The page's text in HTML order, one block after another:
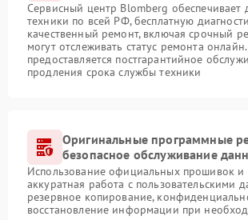
Сервисный центр Blomberg обеспечивает
техники по всей РФ, бесплатную
качественный ремонт, включая срочный
могут отслеживать статус ремонта
предоставляется постгарантийное
продления срока службы техники
Оригинальные программные
безопасное обслуживание
Использование официальных прошивок и
аккуратная работа с пользовательскими
резервное копирование,
восстановление информации при